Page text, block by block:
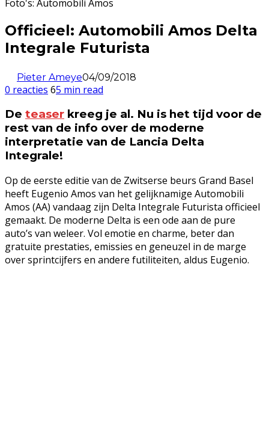
Foto's: Automobili Amos
Officieel: Automobili Amos Delta
Integrale Futurista
Pieter Ameye04/09/2018
0 reacties 65 min read
De teaser kreeg je al. Nu is het tijd voor de
rest van de info over de moderne
interpretatie van de Lancia Delta
Integrale!
Op de eerste editie van de Zwitserse beurs Grand Basel
heeft Eugenio Amos van het gelijknamige Automobili
Amos (AA) vandaag zijn Delta Integrale Futurista officieel
gemaakt. De moderne Delta is een ode aan de pure
auto’s van weleer. Vol emotie en charme, beter dan
gratuite prestaties, emissies en geneuzel in de marge
over sprintcijfers en andere futiliteiten, aldus Eugenio.